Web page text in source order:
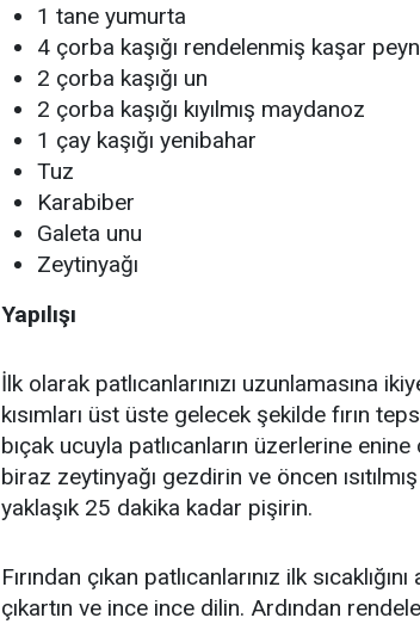
1 tane yumurta
4 çorba kaşığı rendelenmiş kaşar
2 çorba kaşığı un
2 çorba kaşığı kıyılmış maydanoz
1 çay kaşığı yenibahar
Tuz
Karabiber
Galeta unu
Zeytinyağı
Yapılışı
İlk olarak patlıcanlarınızı uzunlamasına
kısımları üst üste gelecek şekilde fırın
bıçak ucuyla patlıcanların üzerlerine enine
biraz zeytinyağı gezdirin ve öncen
yaklaşık 25 dakika kadar pişirin.
Fırından çıkan patlıcanlarınız ilk
çıkartın ve ince ince dilin. Ardından